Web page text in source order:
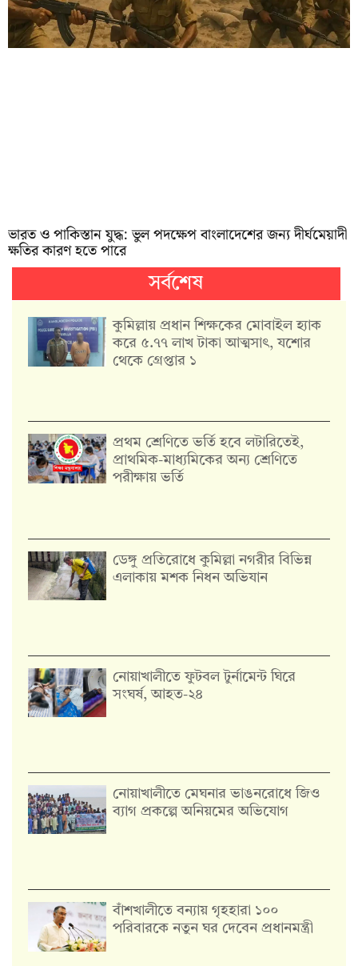
ভারত ও পাকিস্তান যুদ্ধ: ভুল পদক্ষেপ বাংলাদেশের জন্য দীর্ঘমেয়াদী
ক্ষতির কারণ হতে পারে
সর্বশেষ
কুমিল্লায় প্রধান শিক্ষকের মোবাইল হ্যাক
করে ৫.৭৭ লাখ টাকা আত্মসাৎ, যশোর
থেকে গ্রেপ্তার ১
প্রথম শ্রেণিতে ভর্তি হবে লটারিতেই,
প্রাথমিক-মাধ্যমিকের অন্য শ্রেণিতে
পরীক্ষায় ভর্তি
ডেঙ্গু প্রতিরোধে কুমিল্লা নগরীর বিভিন্ন
এলাকায় মশক নিধন অভিযান
নোয়াখালীতে ফুটবল টুর্নামেন্ট ঘিরে
সংঘর্ষ, আহত-২৪
নোয়াখালীতে মেঘনার ভাঙনরোধে জিও
ব্যাগ প্রকল্পে অনিয়মের অভিযোগ
বাঁশখালীতে বন্যায় গৃহহারা ১০০
পরিবারকে নতুন ঘর দেবেন প্রধানমন্ত্রী